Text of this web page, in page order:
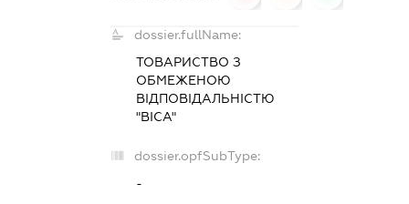
dossier.fullName:
ТОВАРИСТВО З
ОБМЕЖЕНОЮ
ВІДПОВІДАЛЬНІСТЮ
"ВІСА"
dossier.opfSubType:
-